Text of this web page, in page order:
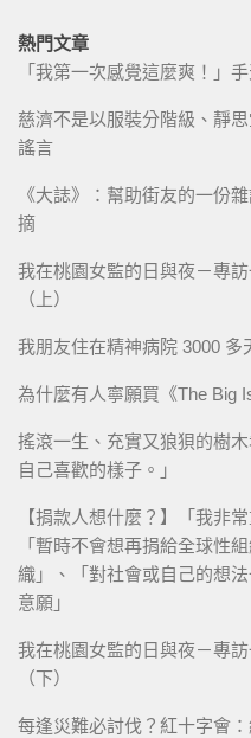
熱門文章
「我第一次感覺這麼爽！」
慈濟不是以服裝分階級、靜
謠言
《大誌》：幫助街友的一份
摘
我在桃園女監的日與夜－專
（上）
我朋友住在精神病院 3000
為什麼有人寧願買《The Big
搖滾一生、充實又狼狽的樹
自己喜歡的樣子。」
【捐款人想什麼？】「我非
「暫時不會想再捐給全球性
織」、「對社會或自己的想
意願」
我在桃園女監的日與夜－專
（下）
每逢災難必討伐？紅十字會